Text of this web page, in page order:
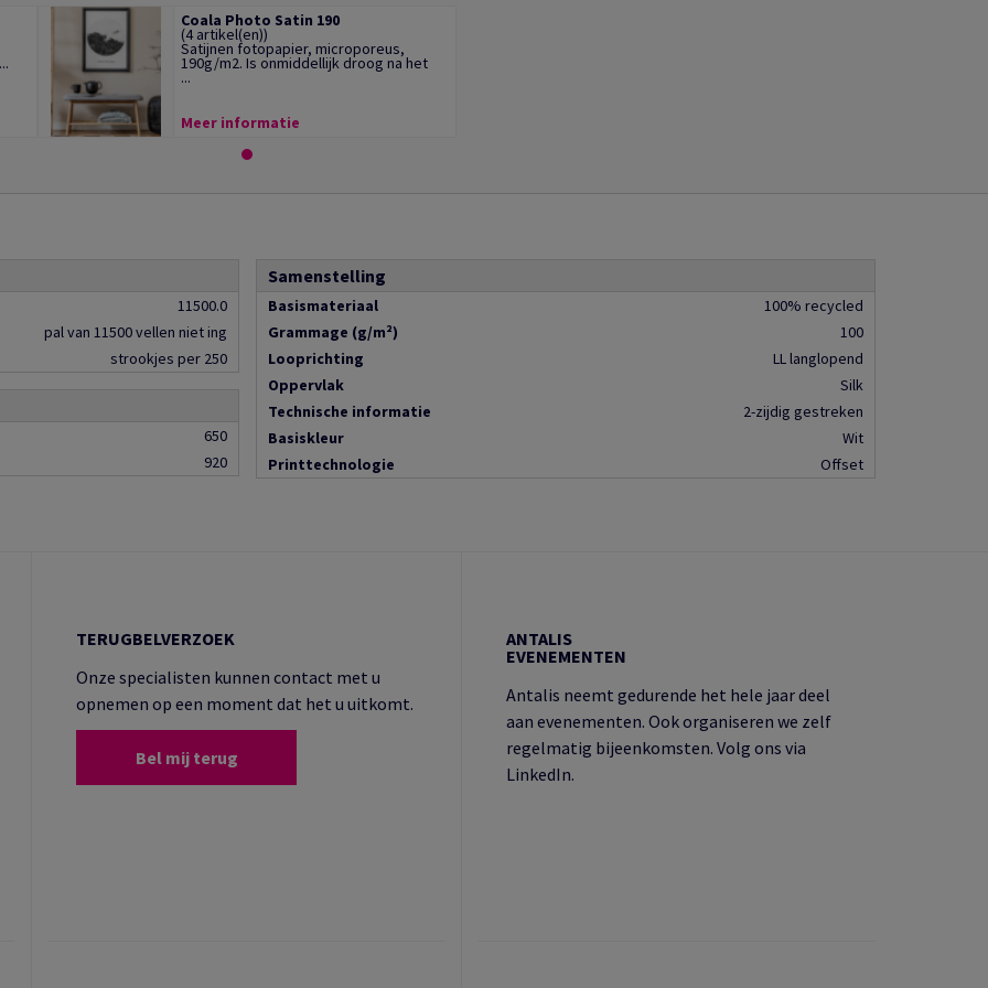
Coala Photo Satin 190
(4 artikel(en))
Satijnen fotopapier, microporeus,
190g/m2. Is onmiddellijk droog na het
...
Meer informatie
11500.0
pal van 11500 vellen niet ing
strookjes per 250
650
920
Samenstelling
Basismateriaal
100% recycled
Grammage (g/m²)
100
Looprichting
LL langlopend
Oppervlak
Silk
Technische informatie
2-zijdig gestreken
Basiskleur
Wit
Printtechnologie
Offset
TERUGBELVERZOEK
Onze specialisten kunnen contact met u
opnemen op een moment dat het u uitkomt.
Bel mij terug
ANTALIS
EVENEMENTEN
Antalis neemt gedurende het hele jaar deel
aan evenementen. Ook organiseren we zelf
regelmatig bijeenkomsten. Volg ons via
LinkedIn.